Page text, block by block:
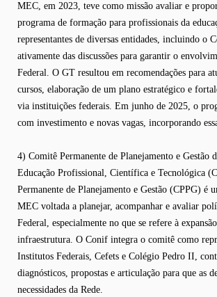
MEC, em 2023, teve como missão avaliar e
programa de formação para profissionais da
representantes de diversas entidades, incluindo o
ativamente das discussões para garantir o
Federal. O GT resultou em recomendações para
cursos, elaboração de um plano estratégico e
via instituições federais. Em junho de 2025, o
com investimento e novas vagas, incorporando
4) Comitê Permanente de Planejamento e Gestão
Educação Profissional, Científica e Tecnológica
Permanente de Planejamento e Gestão (CPPG) é
MEC voltada a planejar, acompanhar e avaliar
Federal, especialmente no que se refere à
infraestrutura. O Conif integra o comitê como
Institutos Federais, Cefets e Colégio Pedro II,
diagnósticos, propostas e articulação para que as
necessidades da Rede.